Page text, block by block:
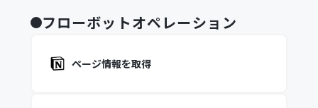
フローボットオペレーション
ページ情報を取得